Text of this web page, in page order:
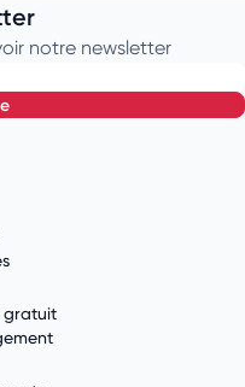
notre newsletter
gratuit